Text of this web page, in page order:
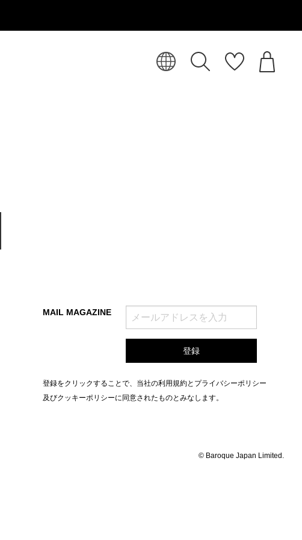
MAIL MAGAZINE
登録をクリックすることで、当社の利用規約と プライバシーポリシー
及びクッキーポリシーに同意されたものとみなします。
© Baroque Japan Limited.